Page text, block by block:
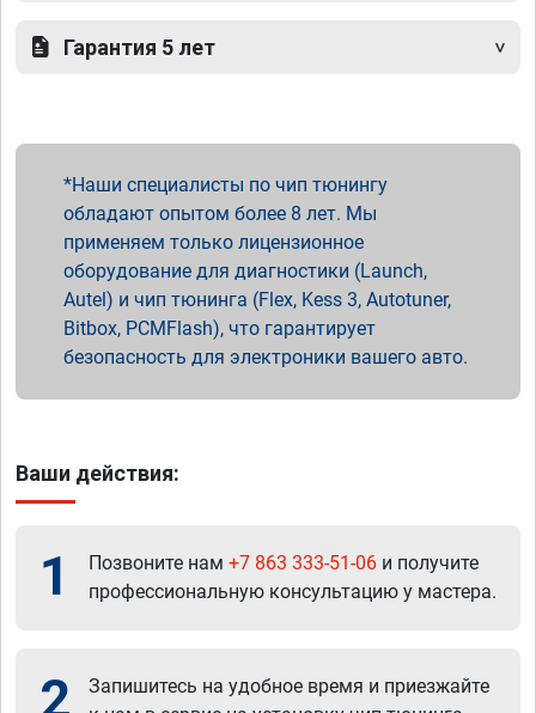
Гарантия 5 лет
Наши специалисты по чип тюнингу
обладают опытом более 8 лет. Мы
применяем только лицензионное
оборудование для диагностики (Launch,
Autel) и чип тюнинга (Flex, Kess 3, Autotuner,
Bitbox, PCMFlash), что гарантирует
безопасность для электроники вашего авто.
Ваши действия:
1 Позвоните нам +7 863 333-51-06 и получите
профессиональную консультацию у мастера.
2
Запишитесь на удобное время и приезжайте